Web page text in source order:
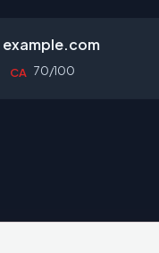
example.com
CA 70/100